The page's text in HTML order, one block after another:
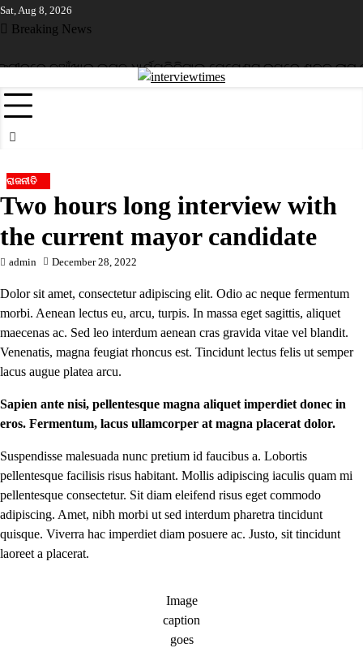
Skip
to
Sat, Aug 8, 2026
Breaking News
ନୂଆଁଖାଇ ଲଗ୍ନ ଧାର୍ଯ୍ୟଡିଜିଟାଲ ପେମେଣ୍ଟ ଉପରେ ଶୁଳ୍କ ଲାଗୁ
ରାଜନୀତି
Two hours long interview with
the current mayor candidate
admin December 28, 2022
Dolor sit amet, consectetur adipiscing elit. Odio ac neque fermentum
morbi. Aenean lectus eu, arcu, turpis. In massa eget sagittis, aliquet
maecenas ac. Sed leo interdum aenean cras gravida vitae vel blandit.
Venenatis, magna feugiat rhoncus est. Tincidunt lectus felis ut semper
lacus augue platea arcu.
Sapien ante nisi, pellentesque magna aliquet imperdiet donec in
eros. Fermentum, lacus ullamcorper at magna placerat dolor.
Suspendisse malesuada nunc pretium id faucibus a. Lobortis
pellentesque facilisis risus habitant. Mollis adipiscing iaculis quam mi
pellentesque consectetur. Sit diam eleifend risus eget commodo
adipiscing. Amet, nibh morbi ut sed interdum pharetra tincidunt
quisque. Viverra hac imperdiet diam posuere ac. Justo, sit tincidunt
laoreet a placerat.
Image
caption
goes